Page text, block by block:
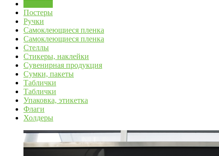
Постеры
Ручки
Самоклеющиеся пленка
Самоклеющиеся пленка
Стеллы
Стикеры, наклейки
Сувенирная продукция
Сумки, пакеты
Таблички
Таблички
Упаковка, этикетка
Флаги
Холдеры